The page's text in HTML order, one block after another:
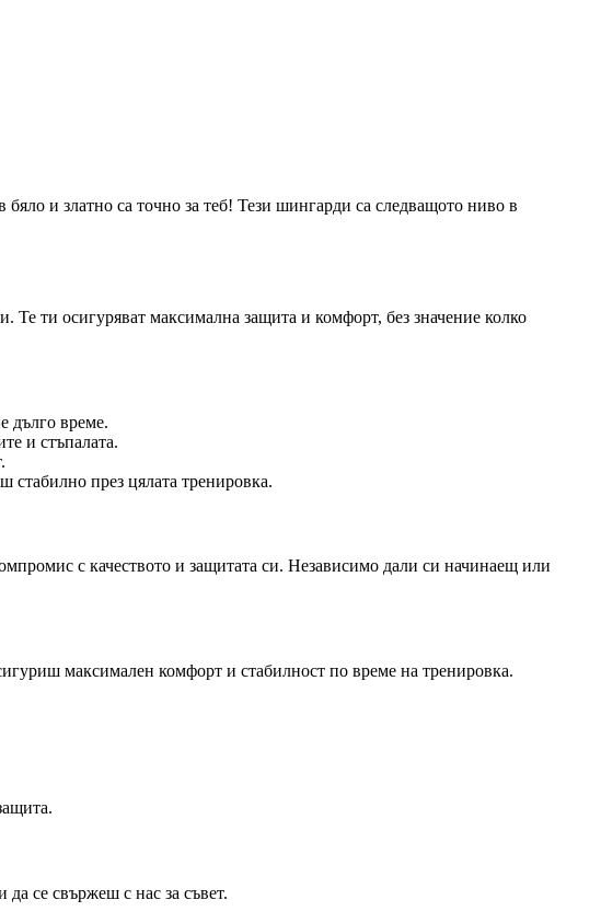
и златно са точно за теб! Тези шингарди са следващото ниво в
ти осигуряват максимална защита и комфорт, без значение колко
дълго време.
и стъпалата.
стабилно през цялата тренировка.
с качеството и защитата си. Независимо дали си начинаещ или
максимален комфорт и стабилност по време на тренировка.
се свържеш с нас за съвет.